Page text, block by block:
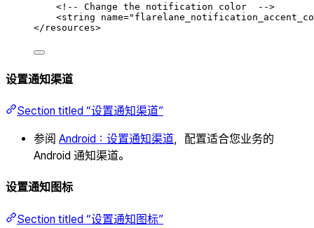
<!-- Change the notification color  -->
<string name="
</ resources>
设置通知渠道
Section titled “设置通知渠道”
参阅 Android：设置通知渠道，配置适合您业务的
Android 通知渠道。
设置通知图标
Section titled “设置通知图标”